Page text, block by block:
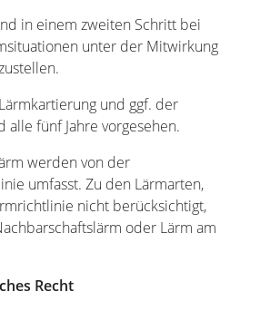
in einem zweiten Schritt bei
unter der Mitwirkung
und ggf. der
alle fünf Jahre vorgesehen.
werden von der
umfasst. Zu den Lärmarten,
nicht berücksichtigt,
oder Lärm am
Recht